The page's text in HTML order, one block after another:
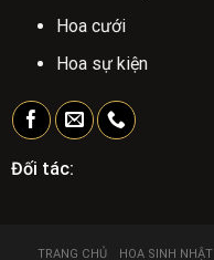
Hoa cưới
Hoa sự kiện
Đối tác:
TRANG CHỦ HOA SINH NHẬT